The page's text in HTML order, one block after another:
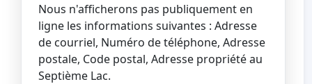
Nous n'afficherons pas publiquement en
ligne les informations suivantes : Adresse
de courriel, Numéro de téléphone, Adresse
postale, Code postal, Adresse propriété au
Septième Lac.